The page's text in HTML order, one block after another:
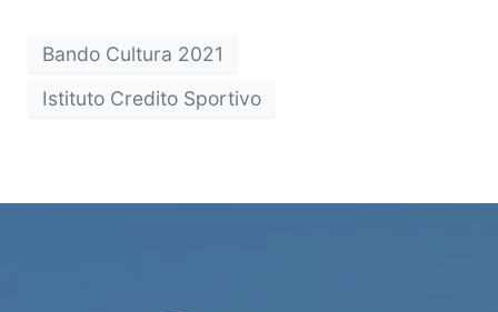
Bando Cultura 2021
Istituto Credito Sportivo